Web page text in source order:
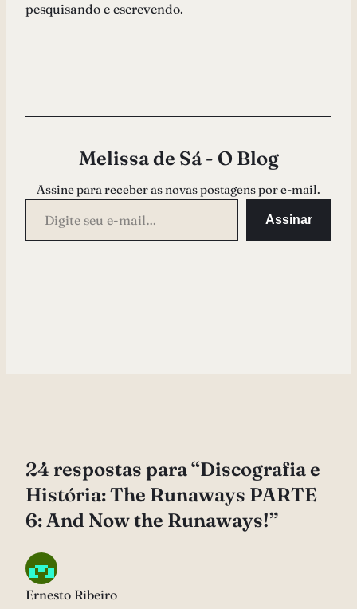
pesquisando e escrevendo.
Melissa de Sá - O Blog
Assine para receber as novas postagens por e-mail.
Digite seu e-mail…
Assinar
24 respostas para “Discografia e
História: The Runaways PARTE
6: And Now the Runaways!”
Ernesto Ribeiro